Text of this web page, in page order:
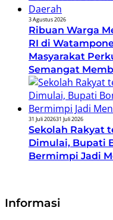
3 Agustus 2026
Ribuan Warga
RI di
Masyarakat
Semangat
31 Juli 202631 Juli 2026
Sekolah Rakyat
Dimulai, Bupati
Bermimpi Jadi
Informasi